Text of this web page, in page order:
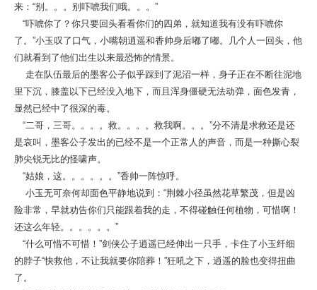
来：“别。。。别吓唬我们哦。。。”
“吓唬你了？你只要回头看看你们的四弟，就知道我有没有吓唬你
了。”小玉叹了口气，小嘴朝逍遥和香帅身后嘟了嘟。几个人一回头，他
们就看到了他们出生以来最恐怖的情景。
走在队伍最后的墨客公子似乎踩到了泥沼一样，身子正在不断往泥地
里下沉，膝盖以下已经没入地下，而且浑身僵硬无法动弹，面色发青，
显然已经中了很深的毒。
“二哥，三哥。。。。救。。。。救我啊。。。”分不清是求救还是还
是哀叫，墨客公子发出的已经不是一个正常人的声音，而是一种撕心裂
肺尖锐无比的怪啸声。
“姑娘，这。。。。。。”香帅一阵惊呼。
小玉无可奈何却面色平静地说到：“荆棘小径虽然花草繁茂，但是凶
险非常，早就劝告你们只能跟着我的走，不得碰触任何植物，可惜啊！
还这么年轻。。。。。。”
“什么可惜不可惜！”剑侠公子逍遥已经伸出一只手，卡住了小玉纤细
的脖子“快救他，不让我就要你陪葬！”狂吼之下，逍遥的脸也变得扭曲
了。